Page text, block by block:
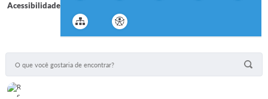
Acessibilidade